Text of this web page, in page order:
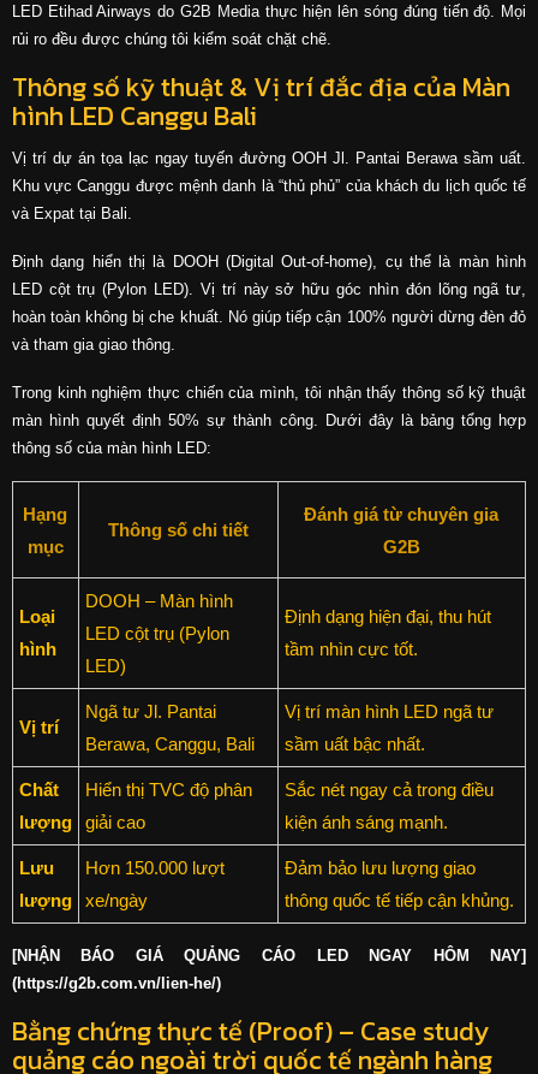
LED Etihad Airways do G2B Media thực hiện lên sóng đúng tiến độ. Mọi
rủi ro đều được chúng tôi kiểm soát chặt chẽ.
Thông số kỹ thuật & Vị trí đắc địa của Màn
hình LED Canggu Bali
Vị trí dự án tọa lạc ngay tuyến đường OOH Jl. Pantai Berawa sầm uất.
Khu vực Canggu được mệnh danh là “thủ phủ” của khách du lịch quốc tế
và Expat tại Bali.
Định dạng hiển thị là DOOH (Digital Out-of-home), cụ thể là màn hình
LED cột trụ (Pylon LED). Vị trí này sở hữu góc nhìn đón lõng ngã tư,
hoàn toàn không bị che khuất. Nó giúp tiếp cận 100% người dừng đèn đỏ
và tham gia giao thông.
Trong kinh nghiệm thực chiến của mình, tôi nhận thấy thông số kỹ thuật
màn hình quyết định 50% sự thành công. Dưới đây là bảng tổng hợp
thông số của màn hình LED:
Hạng
mục
Thông số chi tiết
Đánh giá từ chuyên gia
G2B
Loại
hình
DOOH – Màn hình
LED cột trụ (Pylon
LED)
Định dạng hiện đại, thu hút
tầm nhìn cực tốt.
Vị trí
Ngã tư Jl. Pantai
Berawa, Canggu, Bali
Vị trí màn hình LED ngã tư
sầm uất bậc nhất.
Chất
lượng
Hiển thị TVC độ phân
giải cao
Sắc nét ngay cả trong điều
kiện ánh sáng mạnh.
Lưu
lượng
Hơn 150.000 lượt
xe/ngày
Đảm bảo lưu lượng giao
thông quốc tế tiếp cận khủng.
[NHẬN BÁO GIÁ QUẢNG CÁO LED NGAY HÔM NAY]
(https://g2b.com.vn/lien-he/)
Bằng chứng thực tế (Proof) – Case study
quảng cáo ngoài trời quốc tế ngành hàng